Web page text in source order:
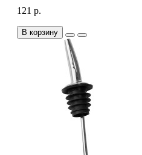
121 р.
В корзину